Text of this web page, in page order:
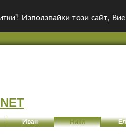
Използвайки този сайт,
Иван Ники